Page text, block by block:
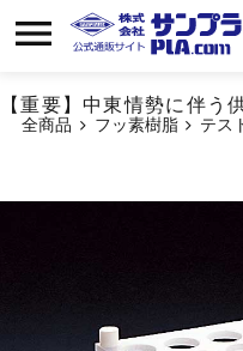
【重要】中東情勢に伴う
全商品 フッ素樹脂 テス